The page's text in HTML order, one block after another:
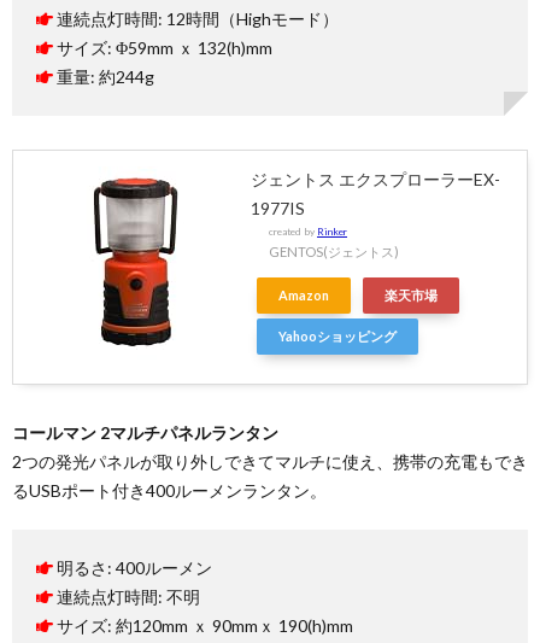
連続点灯時間: 12時間（Highモード）
サイズ: Φ59mm ｘ 132(h)mm
重量: 約244g
ジェントス エクスプローラーEX-
1977IS
created by Rinker
GENTOS(ジェントス)
Amazon 楽天市場
Yahooショッピング
コールマン 2マルチパネルランタン
2つの発光パネルが取り外しできてマルチに使え、携帯の充電もでき
るUSBポート付き400ルーメンランタン。
明るさ: 400ルーメン
連続点灯時間: 不明
サイズ: 約120mm ｘ 90mmｘ 190(h)mm